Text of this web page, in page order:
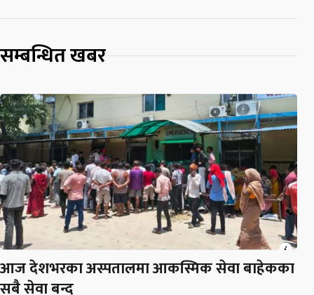
सम्बन्धित खबर
आज देशभरका अस्पतालमा आकस्मिक सेवा बाहेकका
सबै सेवा बन्द